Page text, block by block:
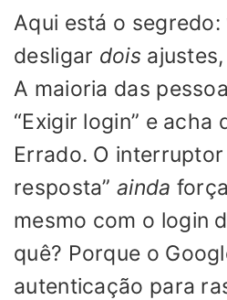
Aqui está o
desligar dois
A maioria das
“Exigir login” e acha
Errado. O interruptor
resposta”ainda
mesmo com o login
quê? Porque o
autenticação para